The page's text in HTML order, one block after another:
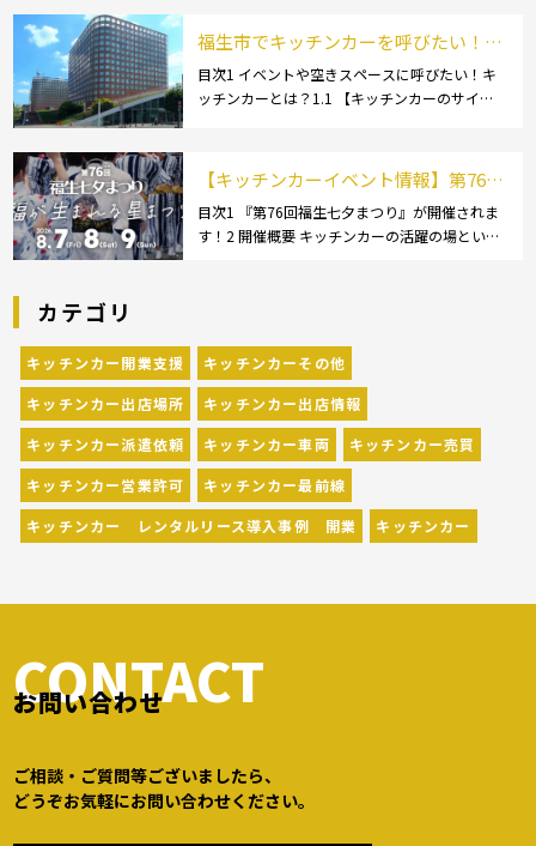
特徴2.1 【綿】2.2 【マイクロ […]
福生市でキッチンカーを呼びたい！派
遣してもらうにはどうすれば良いの？
依頼の流れや人気メニューを解説
目次1 イベントや空きスペースに呼びたい！キ
ッチンカーとは？1.1 【キッチンカーのサイ
チンカー:1t～ […]
【キッチンカーイベント情報】第76回
福生七夕まつりが開催されます！
目次1 『第76回福生七夕まつり』が開催されま
す！2 開催概要 キッチンカーの活躍の場といえ
カテゴリ
キッチンカー開業支援
キッチンカーその他
キッチンカー出店場所
キッチンカー出店情報
キッチンカー派遣依頼
キッチンカー車両
キッチンカー売買
キッチンカー営業許可
キッチンカー最前線
キッチンカー レンタルリース導入事例 開業
キッチンカー
CONTACT
お問い合わせ
ご相談・ご質問等ございましたら、
どうぞお気軽にお問い合わせください。